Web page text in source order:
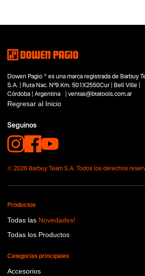
Segmentos - pendiente
Capacidad
No items found.
Funcion o uso
No items found.
Tecnologia
No items found.
Dowen Pagio ® es una marca registrada de Barbuy
S.A. | Ruta Nac. Nº9 Km. 501X2550Cur | Bell Ville |
Córdoba | Argentina | ventas@btatools.com.ar
Regresar al Inicio
Seguinos
© 2026 Barbuy Team S.A. Todos los derechos
Productos
Todas las Novedades!
Todas los Productos
Categorías principales
Accesorios